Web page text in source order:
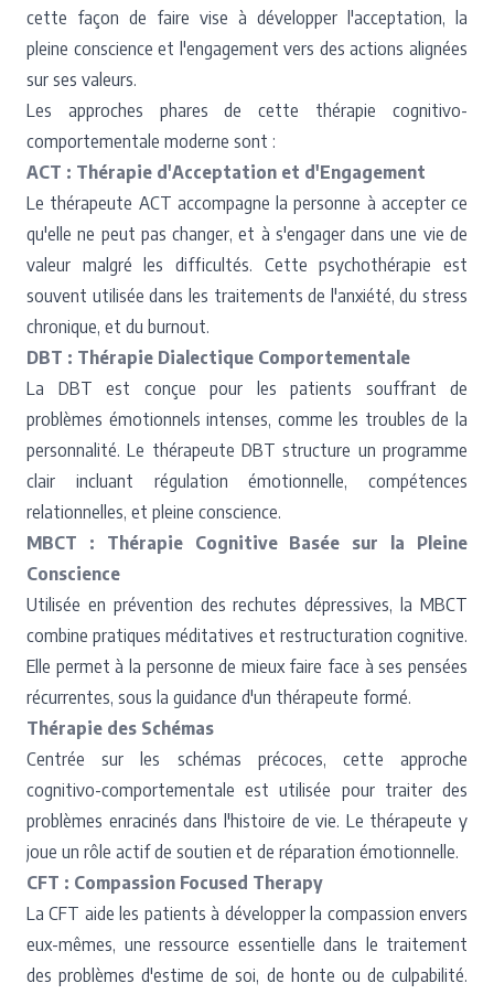
cette façon de faire vise à développer l'acceptation, la
pleine conscience et l'engagement vers des actions alignées
sur ses valeurs.
Les approches phares de cette thérapie cognitivo-
comportementale moderne sont :
ACT : Thérapie d'Acceptation et d'Engagement
Le thérapeute ACT accompagne la personne à accepter ce
qu'elle ne peut pas changer, et à s'engager dans une vie de
valeur malgré les difficultés. Cette psychothérapie est
souvent utilisée dans les traitements de l'anxiété, du stress
chronique, et du burnout.
DBT : Thérapie Dialectique Comportementale
La DBT est conçue pour les patients souffrant de
problèmes émotionnels intenses, comme les troubles de la
personnalité. Le thérapeute DBT structure un programme
clair incluant régulation émotionnelle, compétences
relationnelles, et pleine conscience.
MBCT : Thérapie Cognitive Basée sur la Pleine
Conscience
Utilisée en prévention des rechutes dépressives, la MBCT
combine pratiques méditatives et restructuration cognitive.
Elle permet à la personne de mieux faire face à ses pensées
récurrentes, sous la guidance d'un thérapeute formé.
Thérapie des Schémas
Centrée sur les schémas précoces, cette approche
cognitivo-comportementale est utilisée pour traiter des
problèmes enracinés dans l'histoire de vie. Le thérapeute y
joue un rôle actif de soutien et de réparation émotionnelle.
CFT : Compassion Focused Therapy
La CFT aide les patients à développer la compassion envers
eux-mêmes, une ressource essentielle dans le traitement
des problèmes d'estime de soi, de honte ou de culpabilité.